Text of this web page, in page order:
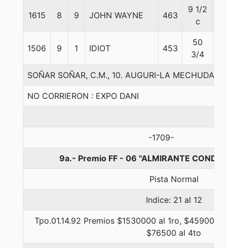
1615 8 9 JOHN WAYNE 463
9 1/2
c
1506 9 1 IDIOT 453
50
3/4
SOÑAR SOÑAR, C.M., 10. AUGURI-LA MECHUDA-
NO CORRIERON : EXPO DANI
-1709-
9a.- Premio FF - 06 "ALMIRANTE
Pista Normal
Indice: 21 al 12
Tpo.01.14.92 Premios $1530000 al 1ro, $459000
$76500 al 4to